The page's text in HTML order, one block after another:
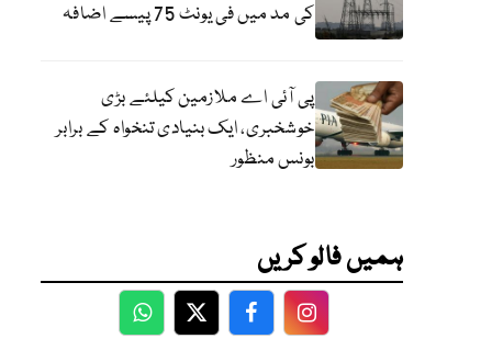
کی مد میں فی یونٹ 75 پیسے اضافہ
پی آئی اے ملازمین کیلئے بڑی
خوشخبری، ایک بنیادی تنخواہ کے برابر
بونس منظور
ہمیں فالو کریں
WhatsApp
TwitterFacebookFacebook